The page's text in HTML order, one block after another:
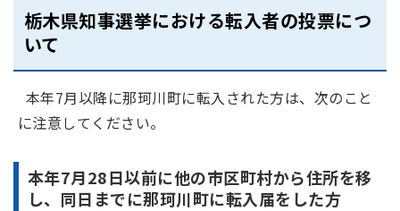
栃木県知事選挙における転入者の投票につ
いて
本年7月以降に那珂川町に転入された方は、次のこと
に注意してください。
本年7月28日以前に他の市区町村から住所を移
し、同日までに那珂川町に転入届をした方